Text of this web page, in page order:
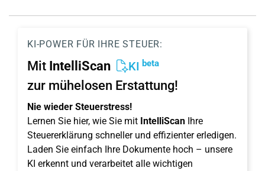
KI-POWER FÜR IHRE STEUER:
Mit IntelliScan KI beta
zur mühelosen Erstattung!
Nie wieder Steuerstress!
Lernen Sie hier, wie Sie mit IntelliScan Ihre
Steuererklärung schneller und effizienter erledigen.
Laden Sie einfach Ihre Dokumente hoch – unsere
KI erkennt und verarbeitet alle wichtigen